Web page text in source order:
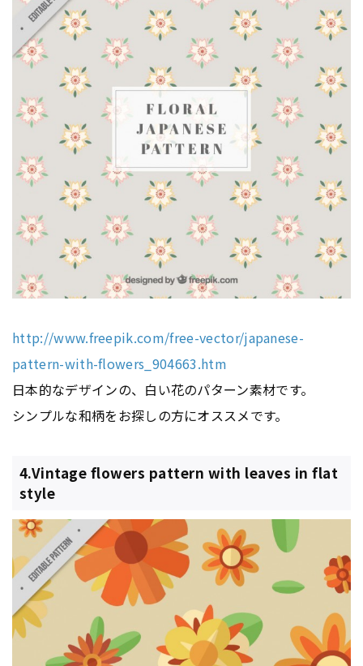
http://www.freepik.com/free-vector/japanese-
pattern-with-flowers_904663.htm
日本的なデザインの、白い花のパターン素材です。
シンプルな和柄をお探しの方にオススメです。
4.Vintage flowers pattern with leaves in flat
style